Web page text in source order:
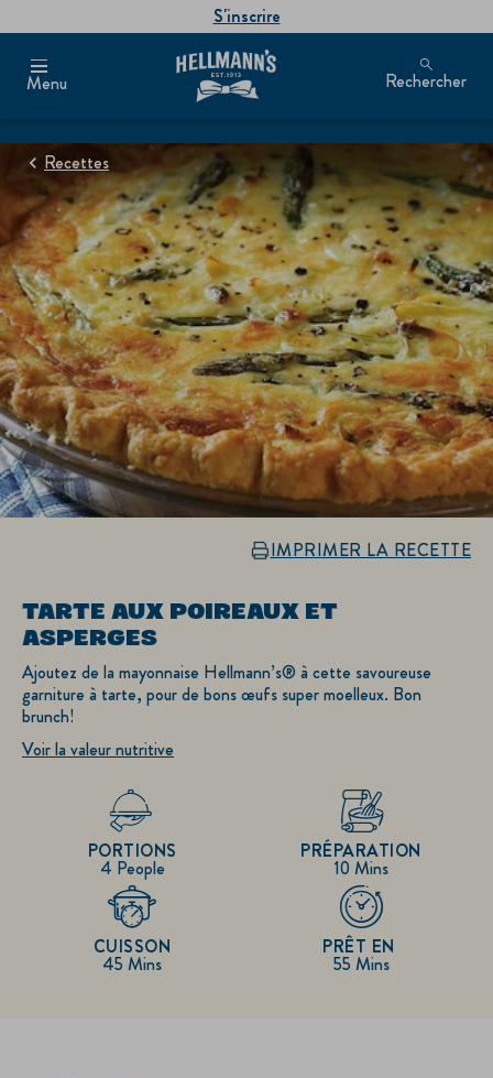
S'inscrire
Menu Rechercher
Recettes
IMPRIMER LA RECETTE
TARTE AUX POIREAUX ET
ASPERGES
Ajoutez de la mayonnaise Hellmann’s® à cette savoureuse
garniture à tarte, pour de bons œufs super moelleux. Bon
brunch!
Voir la valeur nutritive
4 People
PORTIONS
10 Mins
PRÉPARATION
45 Mins
CUISSON
55 Mins
PRÊT EN